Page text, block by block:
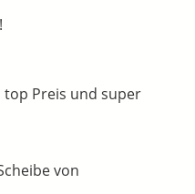
top Preis und super
von